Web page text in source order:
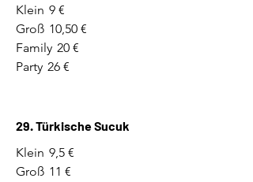
Klein 9 €
Groß 10,50 €
Family 20 €
Party 26 €
29. Türkische Sucuk
Klein 9,5 €
Groß 11 €